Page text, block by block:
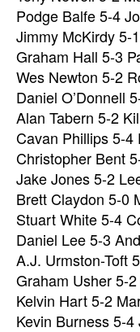
Podge Balfe 5-4
Jimmy McKirdy 5-
Graham Hall 5-3
Wes Newton 5-2
Daniel O’Donnell
Alan Tabern 5-2
Cavan Phillips 5-4
Christopher Bent
Jake Jones 5-2
Brett Claydon 5-0
Stuart White 5-4
Daniel Lee 5-3
A.J. Urmston-Toft
Graham Usher 5-
Kelvin Hart 5-2
Kevin Burness 5-